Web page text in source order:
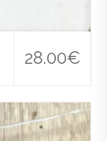
28.00€